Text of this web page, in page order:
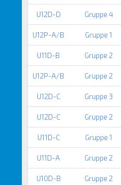
U12D-D Gruppe 4
U12P-A/B Gruppe 1
U11D-B Gruppe 2
U12P-A/B Gruppe 2
U12D-C Gruppe 3
U12D-C Gruppe 2
U11D-C Gruppe 1
U11D-A Gruppe 2
U10D-B Gruppe 2